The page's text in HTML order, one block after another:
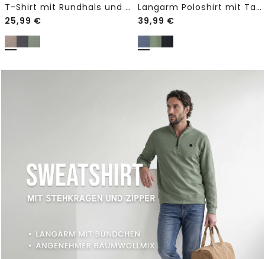
T-Shirt mit Rundhals und Chestprint
25,99 €
Langarm Poloshirt mit Taschendetail
39,99 €